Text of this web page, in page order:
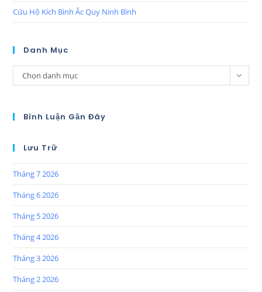
Cứu Hộ Kích Bình Ắc Quy Ninh Bình
Danh Mục
Chọn danh mục
Bình Luận Gần Đây
Lưu Trữ
Tháng 7 2026
Tháng 6 2026
Tháng 5 2026
Tháng 4 2026
Tháng 3 2026
Tháng 2 2026